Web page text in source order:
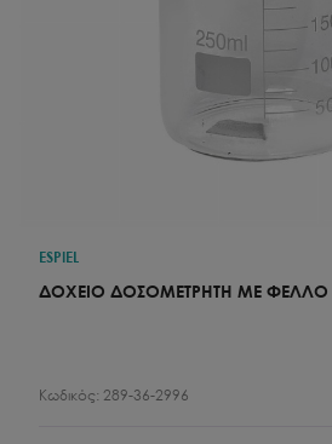
ESPIEL
ΔΟΧΕΙΟ ΔΟΣΟΜΕΤΡΗΤΗ ΜΕ ΦΕΛΛΟ
Κωδικός: 289-36-2996